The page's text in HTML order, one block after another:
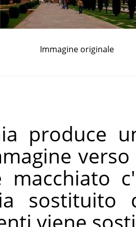
Immagine originale
produce
macchiato
sostituito